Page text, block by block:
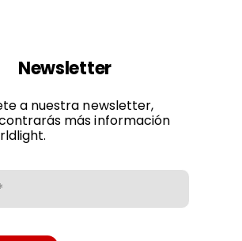
Newsletter
a nuestra newsletter,
más información